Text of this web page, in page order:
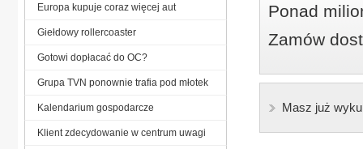
Ponad
Zamów
Masz już
Europa kupuje coraz więcej aut
Giełdowy rollercoaster
Gotowi dopłacać do OC?
Grupa TVN ponownie trafia pod młotek
Kalendarium gospodarcze
Klient zdecydowanie w centrum uwagi